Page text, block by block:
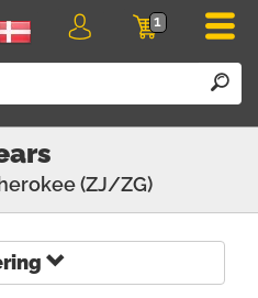
Indkøbskurv
1
Login
(ZJ/ZG)